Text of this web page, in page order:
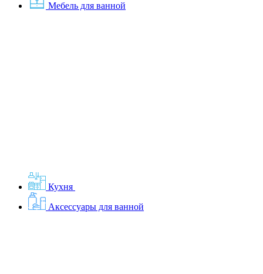
Мебель для ванной
Кухня
Аксессуары для ванной